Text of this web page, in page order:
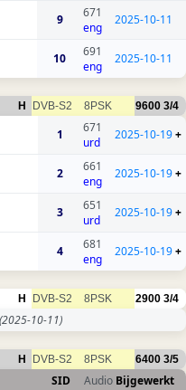
9
671
eng
2025-10-11
10
691
eng
2025-10-11
H DVB-S2 8PSK 9600 3/4
1
671
urd
2025-10-19+
2
661
eng
2025-10-19+
3
651
urd
2025-10-19+
4
681
eng
2025-10-19+
H DVB-S2 8PSK 2900 3/4
(2025-10-11)
H DVB-S2 8PSK 6400 3/5
SID Audio Bijgewerkt